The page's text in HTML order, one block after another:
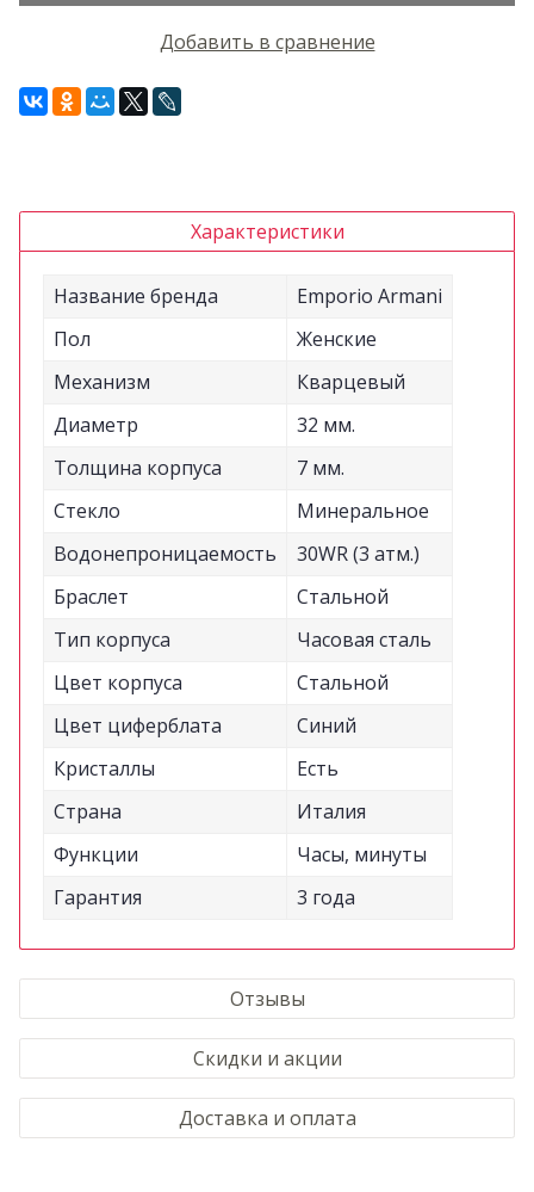
Добавить в сравнение
Характеристики
Название бренда
Emporio Armani
Пол
Женские
Механизм
Кварцевый
Диаметр
32 мм.
Толщина корпуса
7 мм.
Стекло
Минеральное
Водонепроницаемость
30WR (3 атм.)
Браслет
Стальной
Тип корпуса
Часовая сталь
Цвет корпуса
Стальной
Цвет циферблата
Синий
Кристаллы
Есть
Страна
Италия
Функции
Часы, минуты
Гарантия
3 года
Отзывы
Скидки и акции
Доставка и оплата